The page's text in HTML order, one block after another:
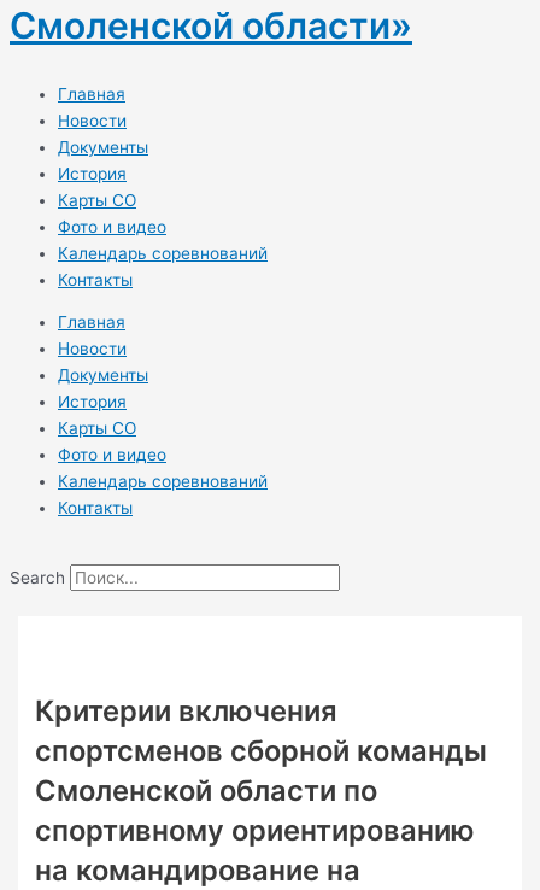
Смоленской области»
Главная
Новости
Документы
История
Карты СО
Фото и видео
Календарь соревнований
Контакты
Главная
Новости
Документы
История
Карты СО
Фото и видео
Календарь соревнований
Контакты
Search
Критерии включения
спортсменов сборной команды
Смоленской области по
спортивному ориентированию
на командирование на